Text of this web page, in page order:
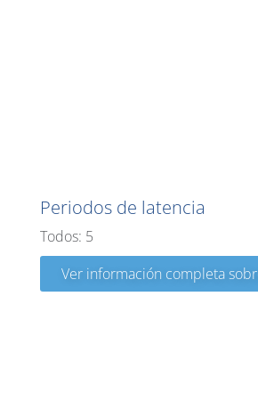
Periodos de latencia
Todos: 5
Ver información completa